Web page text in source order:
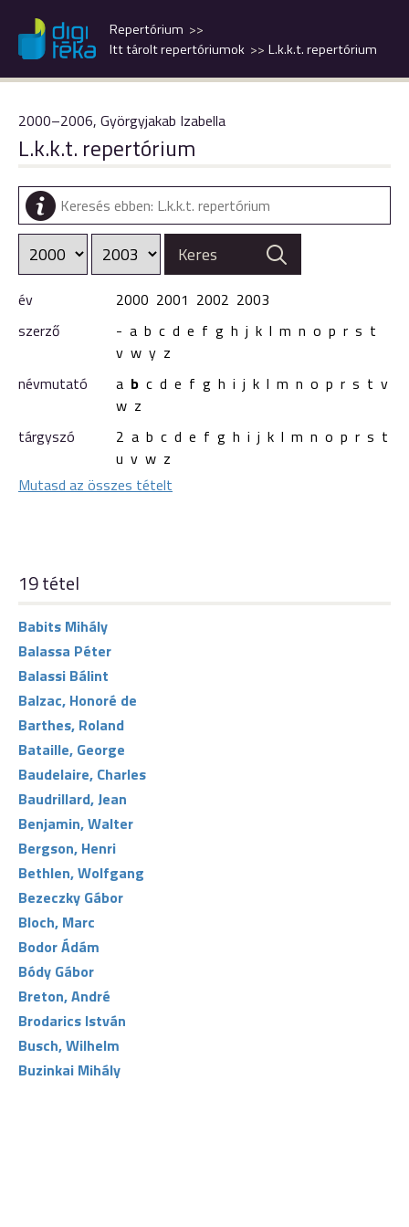
L.k.k.t. repertórium
Itt tárolt repertóriumok
Repertórium
2000–2006, Györgyjakab Izabella
L.k.k.t. repertórium
év 2000 2001 2002 2003
szerző
- a b c d e f g h j k l m n o p r s t
v w y z
névmutató
a b c d e f g h i j k l m n o p r s t v
w z
tárgyszó
2 a b c d e f g h i j k l m n o p r s t
u v w z
Mutasd az összes tételt
19 tétel
Babits Mihály
Balassa Péter
Balassi Bálint
Balzac, Honoré de
Barthes, Roland
Bataille, George
Baudelaire, Charles
Baudrillard, Jean
Benjamin, Walter
Bergson, Henri
Bethlen, Wolfgang
Bezeczky Gábor
Bloch, Marc
Bodor Ádám
Bódy Gábor
Breton, André
Brodarics István
Busch, Wilhelm
Buzinkai Mihály